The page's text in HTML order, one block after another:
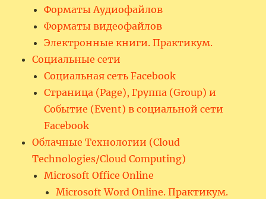
Форматы Аудиофайлов
Форматы видеофайлов
Электронные книги. Практикум.
Социальные сети
Социальная сеть Facebook
Страница (Page), Группа (Group) и
Событие (Event) в социальной сети
Facebook
Облачные Технологии (Cloud
Technologies/Cloud Computing)
Microsoft Office Online
Microsoft Word Online. Практикум.